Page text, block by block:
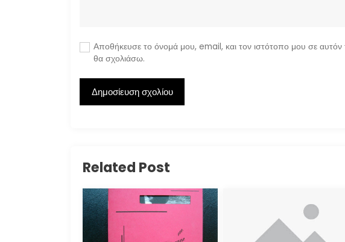
Αποθήκευσε το όνομά μου, email, και τον ιστότοπο μου σε
θα σχολιάσω.
Related Post